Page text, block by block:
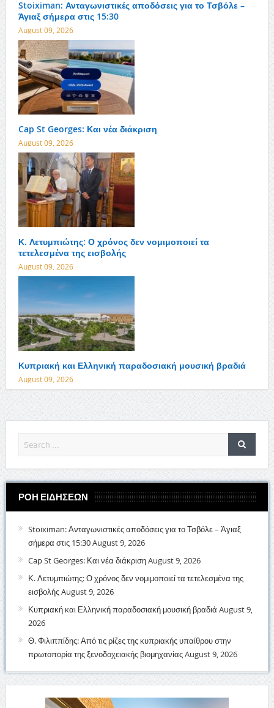
Stoiximan: Ανταγωνιστικές αποδόσεις για το Τσβόλε –
Άγιαξ σήμερα στις 15:30
August 09, 2026
Cap St Georges: Και νέα διάκριση
August 09, 2026
Κ. Λετυμπιώτης: Ο χρόνος δεν νομιμοποιεί τα
τετελεσμένα της εισβολής
August 09, 2026
Κυπριακή και Ελληνική παραδοσιακή μουσική βραδιά
August 09, 2026
ΡΟΗ ΕΙΔΗΣΕΩΝ
Stoiximan: Ανταγωνιστικές αποδόσεις για το Τσβόλε – Άγιαξ
σήμερα στις 15:30August 9, 2026
Cap St Georges: Και νέα διάκρισηAugust 9, 2026
Κ. Λετυμπιώτης: Ο χρόνος δεν νομιμοποιεί τα τετελεσμένα της
εισβολήςAugust 9, 2026
Κυπριακή και Ελληνική παραδοσιακή μουσική βραδιά August 9,
2026
Θ. Φιλιππίδης: Από τις ρίζες της κυπριακής υπαίθρου στην
πρωτοπορία της ξενοδοχειακής βιομηχανίαςAugust 9, 2026